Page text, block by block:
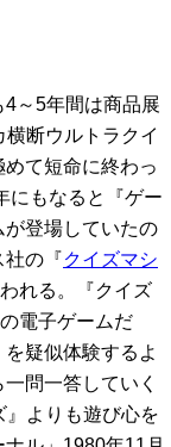
～5年間は商品展
断ウルトラクイ
て短命に終わっ
にもなると『ゲー
が登場していたの
社の『クイズマシ
れる。『クイズ
電子ゲームだ
疑似体験するよ
問一答していく
よりも遊び心を